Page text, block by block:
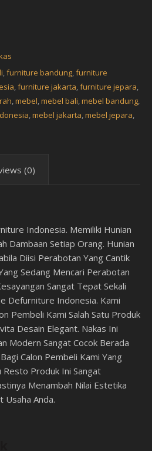
,furniture bandung,furniture
,furniture jakarta,furniture jepara,
,mebel,mebel bali,mebel bandung,
,mebel jakarta,mebel jepara,
(0)
Indonesia. Memiliki Hunian
Dambaan Setiap Orang. Hunian
Diisi Perabotan Yang Cantik
Sedang Mencari Perabotan
Sangat Tepat Sekali
Defurniture Indonesia. Kami
Pembeli Kami Salah Satu Produk
Desain Elegant. Nakas Ini
Modern Sangat Cocok Berada
Calon Pembeli Kami Yang
Resto Produk Ini Sangat
Menambah Nilai Estetika
Usaha Anda.